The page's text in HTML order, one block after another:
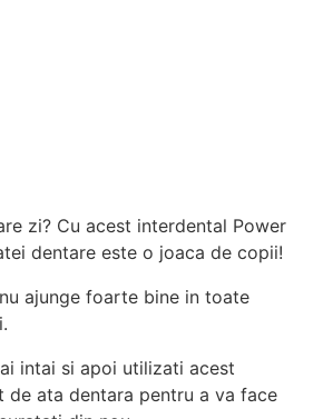
zi? Cu acest interdental Power
dentare este o joaca de copii!
ajunge foarte bine in toate
intai si apoi utilizati acest
ata dentara pentru a va face